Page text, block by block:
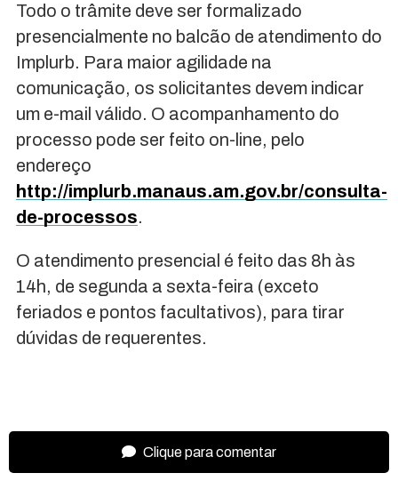
Todo o trâmite deve ser formalizado
presencialmente no balcão de atendimento do
Implurb. Para maior agilidade na
comunicação, os solicitantes devem indicar
um e-mail válido. O acompanhamento do
processo pode ser feito on-line, pelo
endereço
http://implurb.manaus.am.gov.br/consulta-
de-processos.
O atendimento presencial é feito das 8h às
14h, de segunda a sexta-feira (exceto
feriados e pontos facultativos), para tirar
dúvidas de requerentes.
Clique para comentar